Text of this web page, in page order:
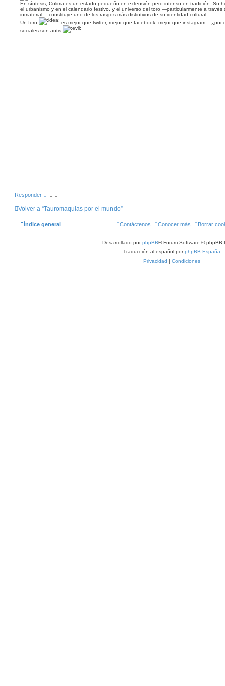
En síntesis, Colima es un estado pequeño en extensión pero intenso en tradición. Su
el urbanismo y en el calendario festivo, y el universo del toro —particularmente a
inmaterial— constituye uno de los rasgos más distintivos de su identidad cultural.
Un foro
es mejor que twitter, mejor que facebook, mejor que instagram...
sociales son antis
Responder
Volver a “Tauromaquias por el mundo”
Índice general Borrar
Conocer más
Contáctenos
Desarrollado porphpBB® Forum Software © phpBB
Traducción al español porphpBB España
Privacidad | Condiciones